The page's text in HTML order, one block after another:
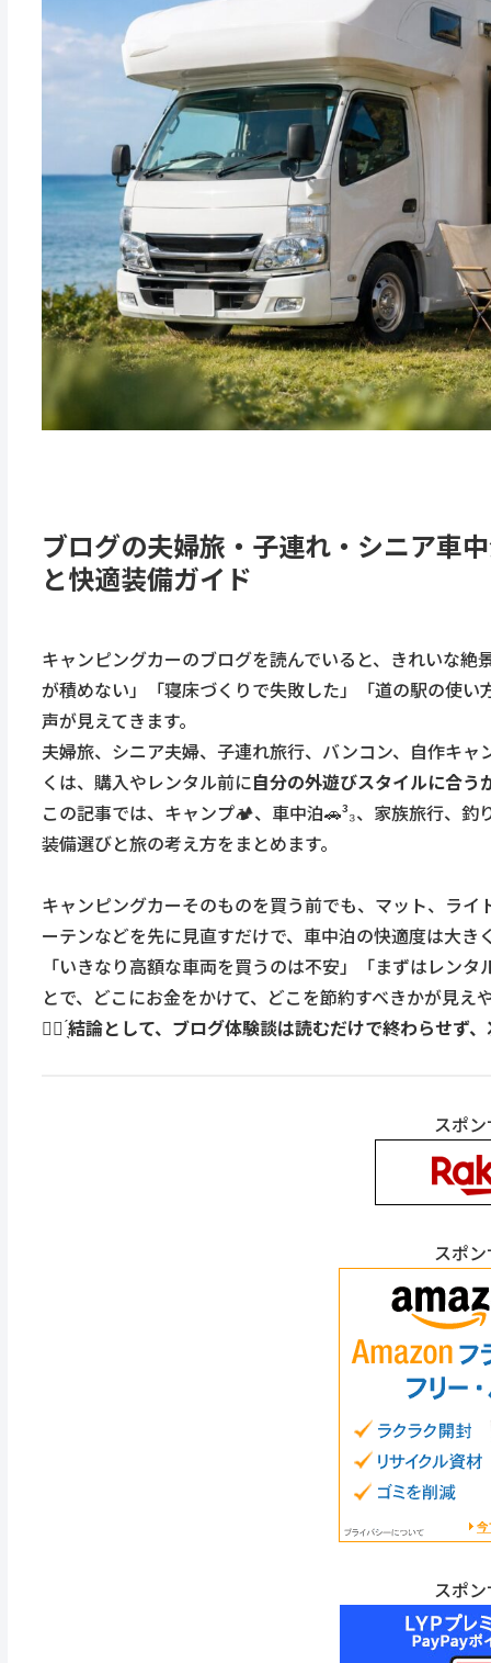
ブログの夫婦旅・子連れ・シニア車
と快適装備ガイド
キャンピングカーのブログを読んでいると、きれいな
が積めない」「寝床づくりで失敗した」「道の駅の使
声が見えてきます。
夫婦旅、シニア夫婦、子連れ旅行、バンコン、自作キ
くは、購入やレンタル前に自分の外遊びスタイルに合う
この記事では、キャンプ🏕、車中泊🚗³₃、家族旅行、
装備選びと旅の考え方をまとめます。
キャンピングカーそのものを買う前でも、マット、ラ
ーテンなどを先に見直すだけで、車中泊の快適度は大き
「いきなり高額な車両を買うのは不安」「まずはレン
とで、どこにお金をかけて、どこを節約すべきかが見え
☝🏻 ̖́結論として、ブログ体験談は読むだけで終わらせず
スポ
スポ
スポ